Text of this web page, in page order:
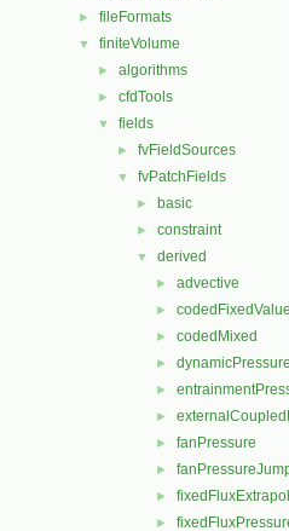
► fileFormats
▼ finiteVolume
► algorithms
► cfdTools
▼ fields
► fvFieldSources
▼ fvPatchFields
► basic
► constraint
▼ derived
► advective
► codedFixedValue
► codedMixed
► dynamicPressure
►
►
► fanPressure
►
►
►